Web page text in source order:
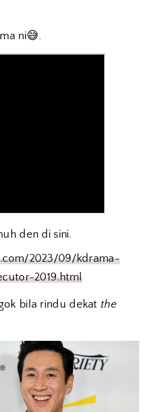
ni😅.
den di sini.
2023/09/kdrama-
2019.html
bila rindu dekat the